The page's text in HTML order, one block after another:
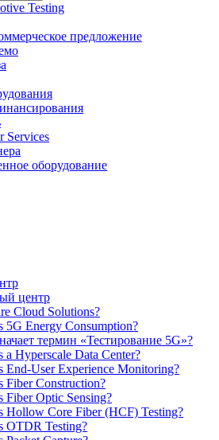
Testing
предложение
Services
оборудование
центр
Cloud Solutions?
5G Energy Consumption?
термин «Тестирование 5G»?
a Hyperscale Data Center?
End-User Experience Monitoring?
Fiber Construction?
Fiber Optic Sensing?
Hollow Core Fiber (HCF) Testing?
OTDR Testing?